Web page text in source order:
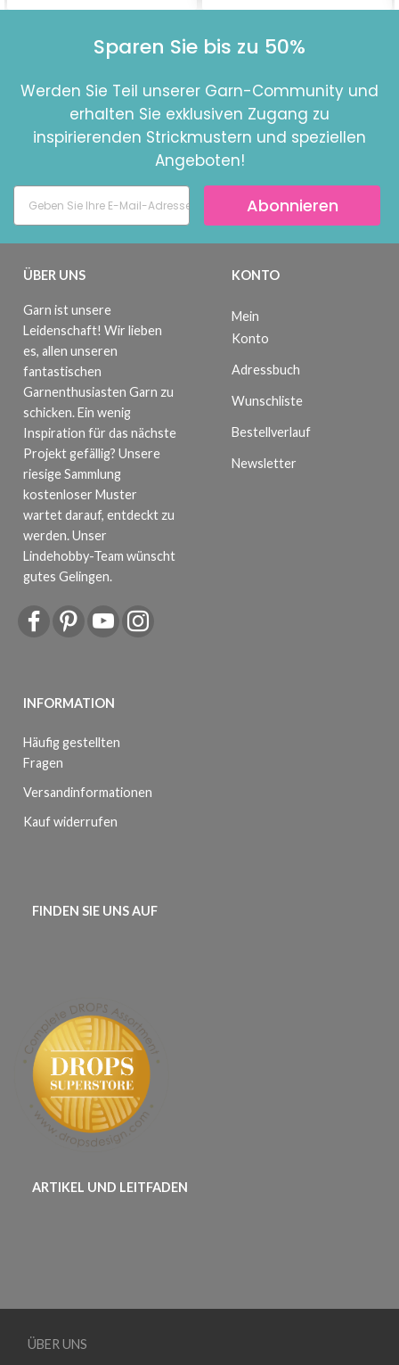
Sparen Sie bis zu 50%
Werden Sie Teil unserer Garn-Community und
erhalten Sie exklusiven Zugang zu
inspirierenden Strickmustern und speziellen
Angeboten!
Abonnieren
ÜBER UNS
Garn ist unsere
Leidenschaft! Wir lieben
es, allen unseren
fantastischen
Garnenthusiasten Garn zu
schicken. Ein wenig
Inspiration für das nächste
Projekt gefällig? Unsere
riesige Sammlung
kostenloser Muster
wartet darauf, entdeckt zu
werden. Unser
Lindehobby-Team wünscht
gutes Gelingen.
INFORMATION
Häufig gestellten
Fragen
Versandinformationen
Kauf widerrufen
KONTO
Mein
Konto
Adressbuch
Wunschliste
Bestellverlauf
Newsletter
FINDEN SIE UNS AUF
ARTIKEL UND LEITFADEN
ÜBER UNS